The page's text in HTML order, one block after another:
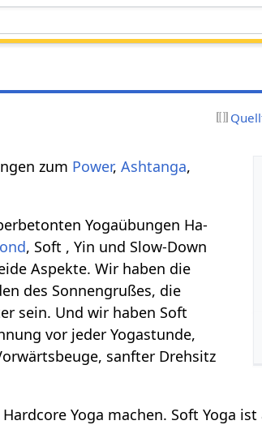
zum Power,Ashtanga,
Yogaübungen Ha-
, Soft , Yin und Slow-Down
Aspekte. Wir haben die
des Sonnengrußes, die
sein. Und wir haben Soft
vor jeder Yogastunde,
sanfter Drehsitz
Yoga machen. Soft Yoga